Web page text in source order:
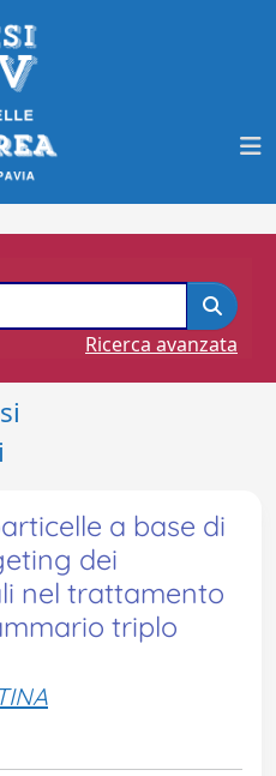
Ricerca avanzata
a base di
dei
nel trattamento
triplo